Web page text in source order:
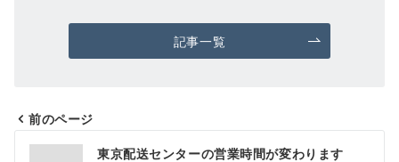
記事一覧
投
前のページ
東京配送センターの営業時間が変わります